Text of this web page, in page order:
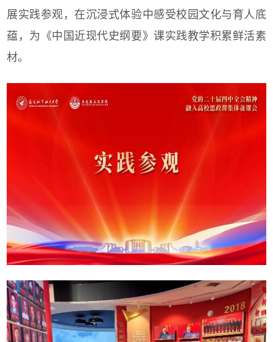
展实践参观，在沉浸式体验中感受校园文化与育人底
蕴，为《中国近现代史纲要》课实践教学积累鲜活素
材。